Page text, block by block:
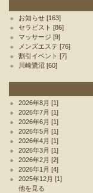
お知らせ [163]
セラピスト [86]
マッサージ [9]
メンズエステ [76]
割引イベント [7]
川崎鷺沼 [60]
2026年8月 [1]
2026年7月 [1]
2026年6月 [1]
2026年5月 [1]
2026年4月 [1]
2026年3月 [1]
2026年2月 [2]
2026年1月 [4]
2025年12月 [1]
他を見る